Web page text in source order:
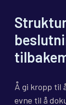
Å gi kropp til
evne til å